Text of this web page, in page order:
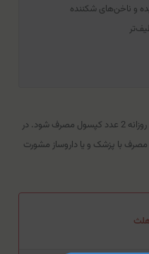
و ناخن‌های شکننده
در افراد بالغ و کودکان بالای 12 سال، روزانه 2 عدد کپسول مصرف شود. در
مصرف با پزشک و یا داروساز مشورت